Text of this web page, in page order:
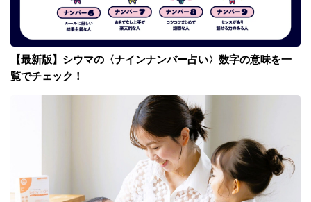
【最新版】シウマの〈ナインナンバー占い〉数字の意味を一
覧でチェック！